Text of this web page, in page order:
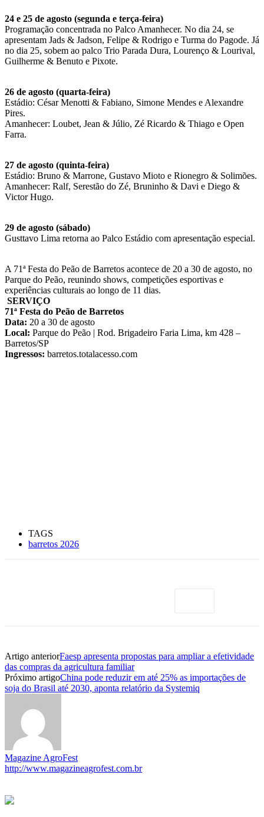
24 e 25 de agosto (segunda e terça-feira)
Programação concentrada no Palco Amanhecer. No dia 24, se
apresentam Jads & Jadson, Felipe & Rodrigo e Turma do Pagode. Já
no dia 25, sobem ao palco Trio Parada Dura, Lourenço & Lourival,
Guilherme & Benuto e Pixote.
26 de agosto (quarta-feira)
Estádio: César Menotti & Fabiano, Simone Mendes e Alexandre
Pires.
Amanhecer: Loubet, Jean & Júlio, Zé Ricardo & Thiago e Open
Farra.
27 de agosto (quinta-feira)
Estádio: Bruno & Marrone, Gustavo Mioto e Rionegro & Solimões.
Amanhecer: Ralf, Serestão do Zé, Bruninho & Davi e Diego &
Victor Hugo.
29 de agosto (sábado)
Gusttavo Lima retorna ao Palco Estádio com apresentação especial.
A 71ª Festa do Peão de Barretos acontece de 20 a 30 de agosto, no
Parque do Peão, reunindo shows, competições esportivas e
experiências culturais ao longo de 11 dias.
SERVIÇO
71ª Festa do Peão de Barretos
Data: 20 a 30 de agosto
Local: Parque do Peão | Rod. Brigadeiro Faria Lima, km 428 –
Barretos/SP
Ingressos: barretos.totalacesso.com
TAGS
barretos 2026
Artigo anteriorFaesp apresenta propostas para ampliar a efetividade
das compras da agricultura familiar
Próximo artigoChina pode reduzir em até 25% as importações de
soja do Brasil até 2030, aponta relatório da Systemiq
Magazine AgroFest
http://www.magazineagrofest.com.br